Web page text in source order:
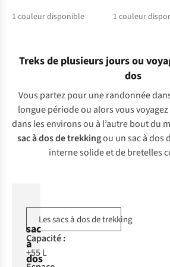
1 couleur disponible 1 couleur
Treks de plusieurs jours ou
dos
Vous partez pour une randonnée
longue période ou alors vous voyagez
dans les environs ou à l’autre bout du
sac à dos de trekkingou un sac à dos
interne solide et de bretelles
sac
à
dos
Capacité:
+55 L
Les sacs à dos de trekking